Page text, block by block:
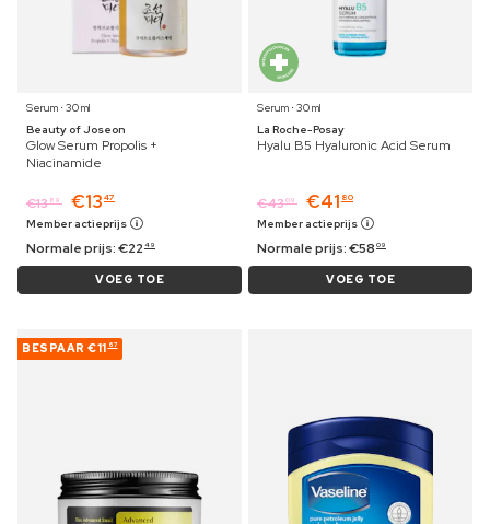
Serum ⋅ 30 ml
Beauty of Joseon
Glow Serum Propolis +
Niacinamide
€13 89 €13 47
Member actieprijs
Normale prijs:€22 49
VOEG TOE
Serum ⋅ 30 ml
La Roche-Posay
Hyalu B5 Hyaluronic Acid Serum
€4309 €41 80
Member actieprijs
Normale prijs:€58 09
VOEG TOE
BESPAAR €11 67